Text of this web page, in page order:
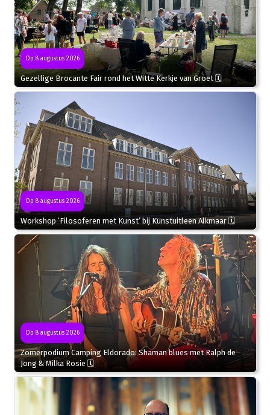
Op 8 augustus 2026
Gezellige Brocante Fair rond het Witte Kerkje van Groet 🗓
Op 8 augustus 2026
Workshop ‘Filosoferen met Kunst’ bij Kunstuitleen Alkmaar 🗓
Op 8 augustus 2026
Zomerpodium Camping Eldorado: Shaman blues met Ralph de
Jong & Milka Rosie 🗓